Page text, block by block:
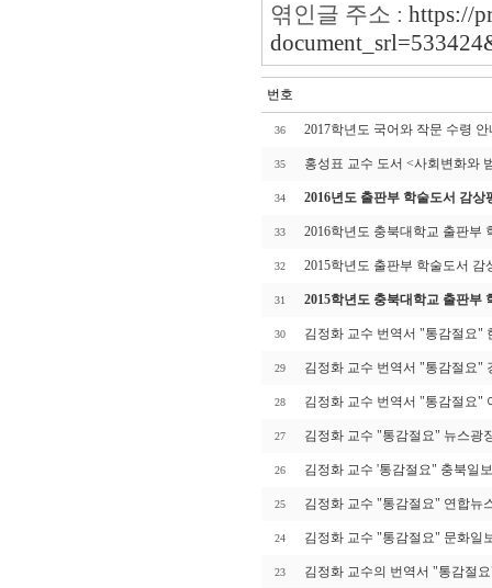
엮인글 주소 :https://
번호
36 2017학년도 국어와 작문 수령 안
35 홍성표 교수 도서 <사회변화와
34 2016년도 출판부 학술도서 감상
33 2016학년도 충북대학교 출판부
32 2015학년도 출판부 학술도서
31 2015학년도 충북대학교 출판부
30 김정화 교수 번역서 "통감절요"
29 김정화 교수 번역서 "통감절요"
28 김정화 교수 번역서 "통감절요"
27 김정화 교수 "통감절요" 뉴스광
26 김정화 교수 '통감절요" 충북일
25 김정화 교수 "통감절요" 연합뉴
24 김정화 교수 "통감절요" 문화일
23 김정화 교수의 번역서 "통감절